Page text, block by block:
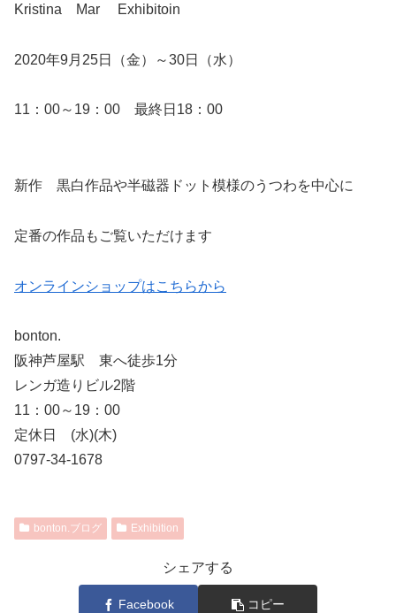
Kristina Mar Exhibitoin
2020年9月25日（金）～30日（水）
11：00～19：00 最終日18：00
新作 黒白作品や半磁器ドット模様のうつわを中心に
定番の作品もご覧いただけます
オンラインショップはこちらから
bonton.
阪神芦屋駅 東へ徒歩1分
レンガ造りビル2階
11：00～19：00
定休日 (水)(木)
0797-34-1678
bonton.ブログ Exhibition
シェアする
Facebook コピー